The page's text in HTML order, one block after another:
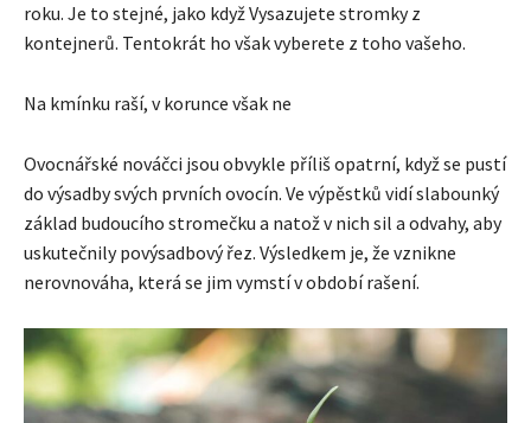
roku. Je to stejné, jako když Vysazujete stromky z
kontejnerů. Tentokrát ho však vyberete z toho vašeho.
Na kmínku raší, v korunce však ne
Ovocnářské nováčci jsou obvykle příliš opatrní, když se pustí
do výsadby svých prvních ovocín. Ve výpěstků vidí slabounký
základ budoucího stromečku a natož v nich sil a odvahy, aby
uskutečnily povýsadbový řez. Výsledkem je, že vznikne
nerovnováha, která se jim vymstí v období rašení.